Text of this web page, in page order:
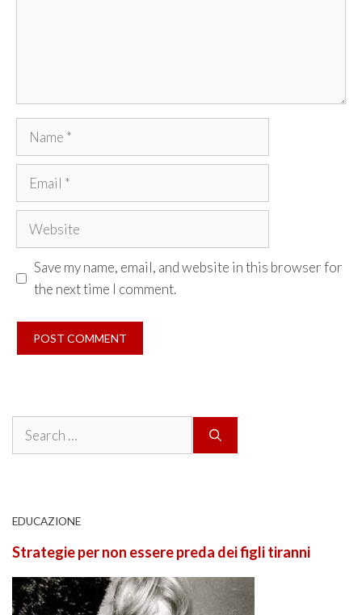
Name
Email
Website
Save my name, email, and website in this browser for
the next time I comment.
Search
EDUCAZIONE
Strategie per non essere preda dei figli tiranni